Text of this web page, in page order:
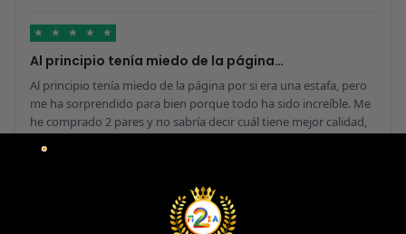
★ ★ ★ ★ ★
Al principio tenía miedo de la página…
Al principio tenía miedo de la página por si era una estafa, pero
me ha sorprendido para bien porque todo ha sido increíble. Me
he comprado 2 pares y no sabría decir cuál tiene mejor calidad,